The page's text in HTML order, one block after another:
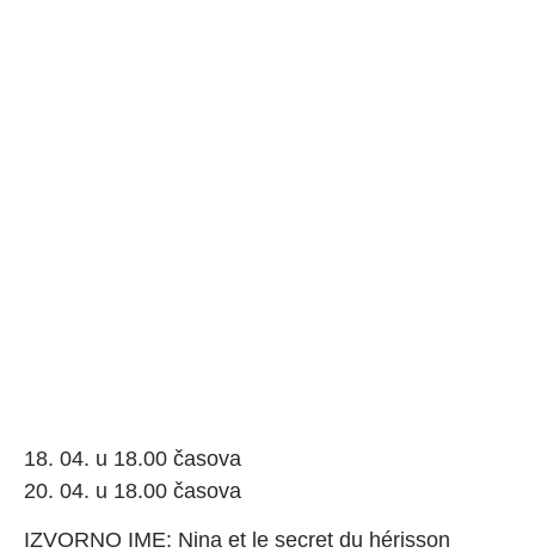
18. 04. u 18.00 časova
20. 04. u 18.00 časova
IZVORNO IME: Nina et le secret du hérisson